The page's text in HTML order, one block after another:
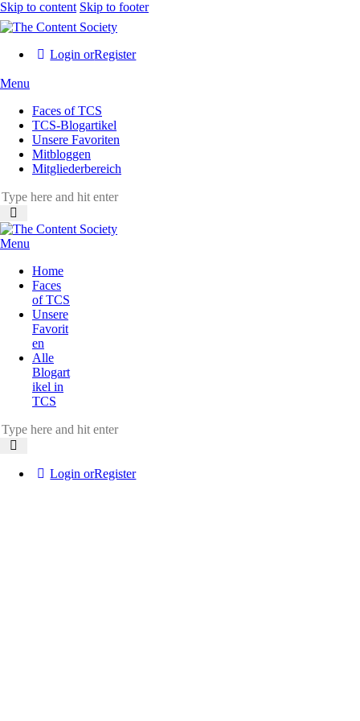
Skip to content Skip to footer
Login orRegister
Menu
Faces of TCS
TCS-Blogartikel
Unsere Favoriten
Mitbloggen
Mitgliederbereich
Menu
Home
Faces
of TCS
Unsere
Favorit
en
Alle
Blogart
ikel in
TCS
Login orRegister